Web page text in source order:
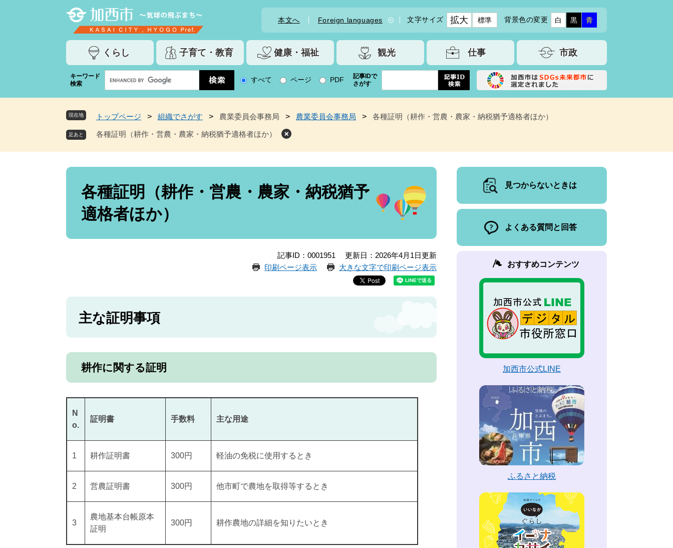
本文へ Foreign languages 文字サイズ 拡大 標準 背景色の変更 白 黒 青
くらし 子育て・教育 健康・福祉 観光 仕事 市政
キーワード
検索
o
l
カ
索
すべて ページ PDF
記事IDで
さがす
現在地 トップページ > 組織でさがす > 農業委員会事務局 > 農業委員会事務局 > 各種証明（耕作・営農・農家・納税猶予適格者ほか）
各種証明（耕作・営農・農家・納税猶予適格者ほか）
本
各種証明（耕作・営農・農家・納税猶予
適格者ほか）
記事ID：0001951
更新日：2026年4月1日更新
印刷ページ表示
大きな文字で印刷ページ表示
主な証明事項
耕作に関する証明
N
o.
証明書 手数料 主な用途
1 耕作証明書 300円 軽油の免税に使用するとき
2 営農証明書 300円 他市町で農地を取得等するとき
3
農地基本台帳原本
証明
300円 耕作農地の詳細を知りたいとき
見つからないときは
よくある質問と回答
おすすめコンテンツ
加西市公式LINE
ふるさと納税